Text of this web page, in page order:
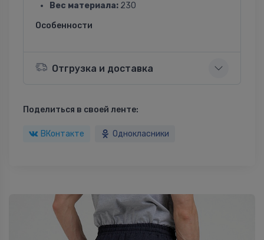
Вес материала: 230
Особенности
Отгрузка и доставка
Поделиться в своей ленте:
ВКонтакте Однокласники